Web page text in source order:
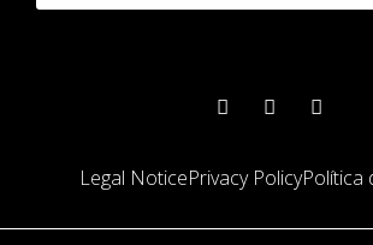
Legal NoticePrivacy PolicyPolítica